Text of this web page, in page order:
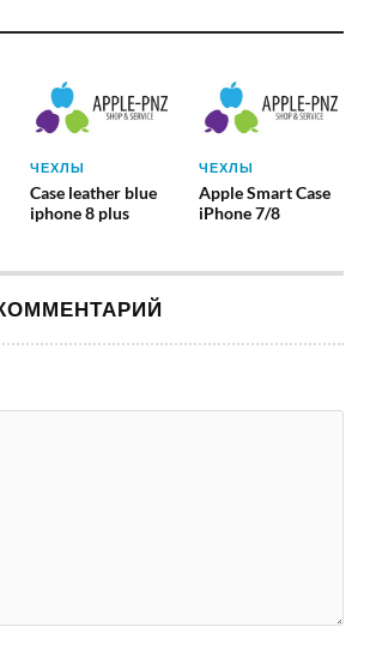
ЧЕХЛЫ
Case leather blue
iphone 8 plus
ЧЕХЛЫ
Apple Smart Case
iPhone 7/8